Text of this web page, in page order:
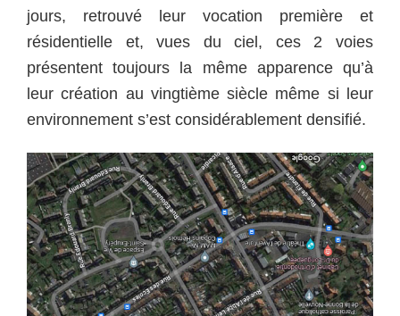
jours, retrouvé leur vocation première et
résidentielle et, vues du ciel, ces 2 voies
présentent toujours la même apparence qu’à
leur création au vingtième siècle même si leur
environnement s’est considérablement densifié.